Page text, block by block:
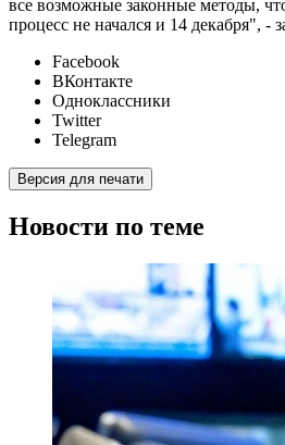
все возможные законные методы,
процесс не начался и 14 декабря", -
Facebook
ВКонтакте
Одноклассники
Twitter
Telegram
Версия для печати
Новости по теме